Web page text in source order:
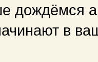
дождёмся
в